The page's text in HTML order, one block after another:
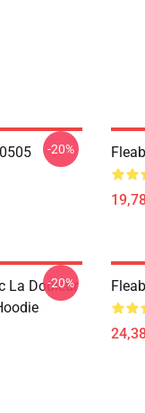
-20%
La Douleur
-20%